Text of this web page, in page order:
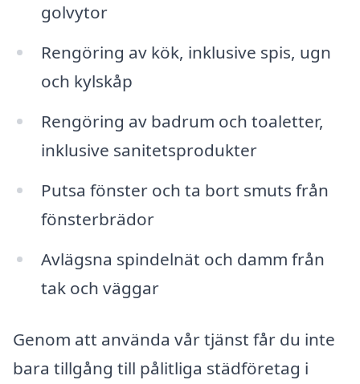
golvytor
Rengöring av kök, inklusive spis, ugn
och kylskåp
Rengöring av badrum och toaletter,
inklusive sanitetsprodukter
Putsa fönster och ta bort smuts från
fönsterbrädor
Avlägsna spindelnät och damm från
tak och väggar
Genom att använda vår tjänst får du inte
bara tillgång till pålitliga städföretag i